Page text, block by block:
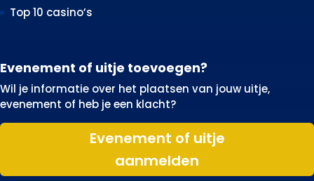
Top 10 casino’s
Evenement of uitje toevoegen?
Wil je informatie over het plaatsen van jouw uitje,
evenement of heb je een klacht?
Evenement of uitje
aanmelden